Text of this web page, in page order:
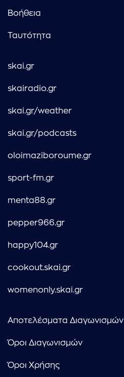
Βοήθεια
Ταυτότητα
skai.gr
skairadio.gr
skai.gr/weather
skai.gr/podcasts
oloimaziboroume.gr
sport-fm.gr
menta88.gr
pepper966.gr
happy104.gr
cookout.skai.gr
womenonly.skai.gr
Αποτελέσματα Διαγωνισμών
Όροι Διαγωνισμών
Όροι Χρήσης